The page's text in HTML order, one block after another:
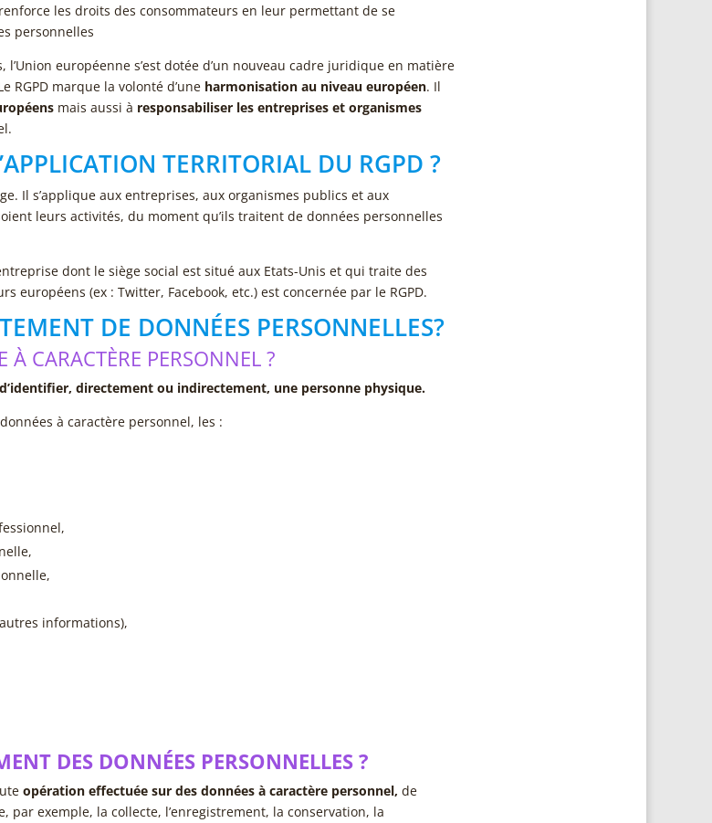
les droits des consommateurs en leur permettant de se
personnelles
européenne s’est dotée d’un nouveau cadre juridique en matière
RGPD marque la volonté d’une harmonisation au niveau européen. Il
mais aussi à responsabiliser les entreprises et organismes
TERRITORIAL DU RGPD ?
Il s’applique aux entreprises, aux organismes publics et aux
leurs activités, du moment qu’ils traitent de données personnelles
dont le siège social est situé aux Etats-Unis et qui traite des
européens (ex : Twitter, Facebook, etc.) est concernée par le RGPD.
DE DONNÉES PERSONNELLES?
À CARACTÈRE PERSONNEL ?
directement ou indirectement, une personne physique.
à caractère personnel, les :
informations),
DES DONNÉES PERSONNELLES ?
opération effectuée sur des données à caractère personnel, de
par exemple, la collecte, l’enregistrement, la conservation, la